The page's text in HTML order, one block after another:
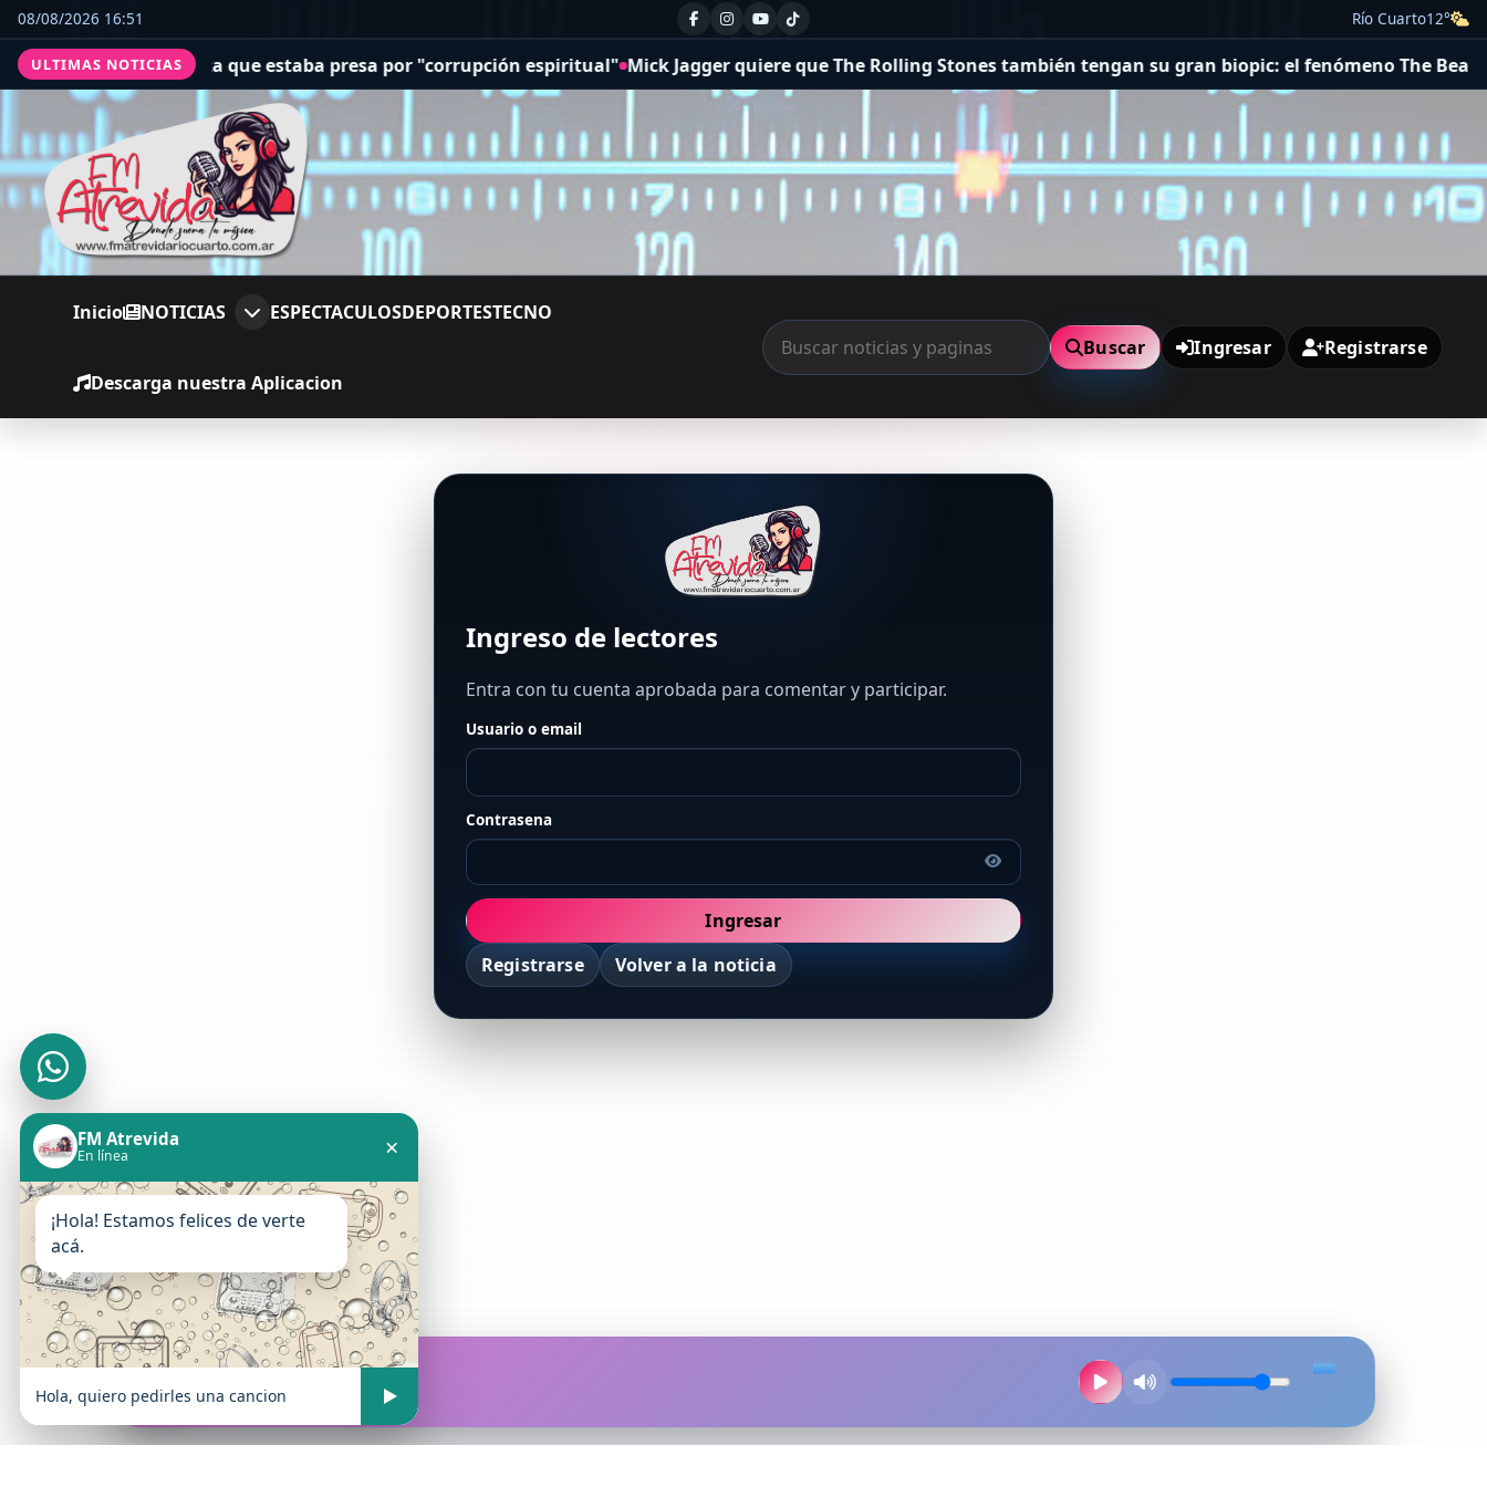
08/08/2026 16:51 Río Cuarto12°
ULTIMAS NOTICIAS
a una jueza que estaba presa por "corrupción espiritual" Mick Jagger quiere que The Rolling Stones también tengan su gran biopic: el fenómeno The Beatles
Inicio NOTICIAS ESPECTACULOSDEPORTESTECNO
Descarga nuestra Aplicacion
Buscar Ingresar Registrarse
Ingreso de lectores
Entra con tu cuenta aprobada para comentar y participar.
Usuario o email
Contrasena
Ingresar
Registrarse
Volver a la noticia
FM Atrevida
En vivo
FM Atrevida
En línea ×
¡Hola! Estamos felices de verte
acá.